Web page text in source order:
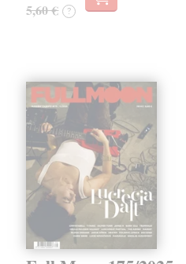
5,60 € ?